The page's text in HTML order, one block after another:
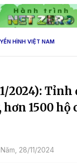
HÌNH VIỆT NAM
2024):
1500 hộ
28/11/2024